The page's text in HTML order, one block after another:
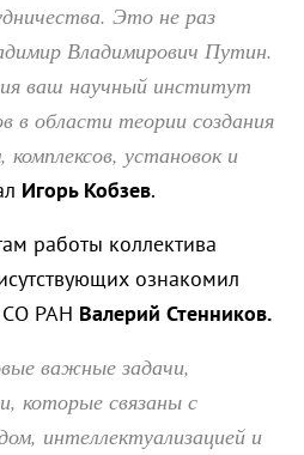
Это не раз
Владимирович Путин.
ваш научный институт
в области теории создания
установок и
Игорь Кобзев.
работы коллектива
ознакомил
РАН Валерий Стенников.
важные задачи,
которые связаны с
интеллектуализацией и